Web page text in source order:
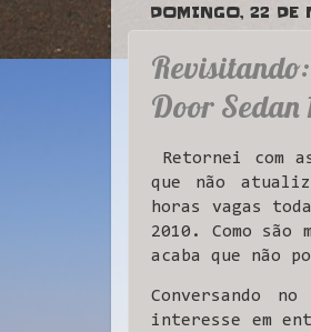
DOMINGO, 22 DE
Door Sedan
Retornei com
que não
horas vagas
2010. Como
acaba que não
Conversando
interesse em